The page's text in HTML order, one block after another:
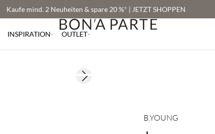
Kaufe mind. 2 Neuheiten & spare 20 %* | JETZT SHOPPEN
INSPIRATION OUTLET
Next slide
B.YOUNG